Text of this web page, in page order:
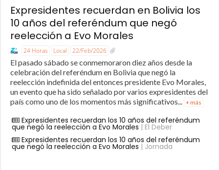
Expresidentes recuerdan en Bolivia los
10 años del referéndum que negó
reelección a Evo Morales
24 Horas Local 22/Feb/2026
El pasado sábado se conmemoraron diez años desde la
celebración del referéndum en Bolivia que negó la
reelección indefinida del entonces presidente Evo Morales,
un evento que ha sido señalado por varios expresidentes del
país como uno de los momentos más significativos...
+ más
Expresidentes recuerdan los 10 años del referéndum
que negó la reelección a Evo Morales | El Deber
Expresidentes recuerdan los 10 años del referéndum
que negó la reelección a Evo Morales | Jornada